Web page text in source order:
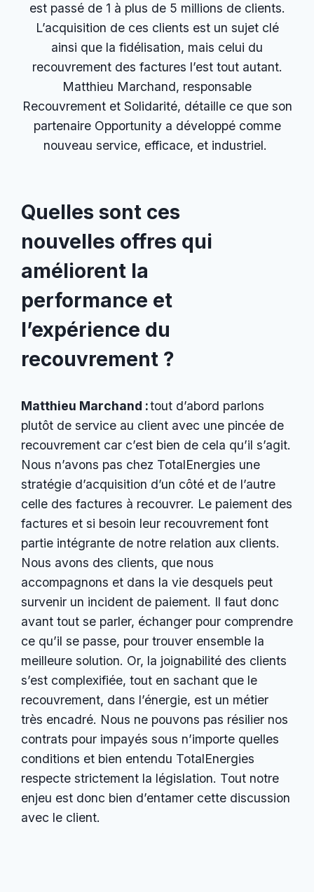
est passé de 1 à plus de 5 millions de clients.
L’acquisition de ces clients est un sujet clé
ainsi que la fidélisation, mais celui du
recouvrement des factures l’est tout autant.
Matthieu Marchand, responsable
Recouvrement et Solidarité, détaille ce que son
partenaire Opportunity a développé comme
nouveau service, efficace, et industriel.
Quelles sont ces
nouvelles offres qui
améliorent la
performance et
l’expérience du
recouvrement ?
Matthieu Marchand :tout d’abord parlons
plutôt de service au client avec une pincée de
recouvrement car c’est bien de cela qu’il s’agit.
Nous n’avons pas chez TotalEnergies une
stratégie d’acquisition d’un côté et de l’autre
celle des factures à recouvrer. Le paiement des
factures et si besoin leur recouvrement font
partie intégrante de notre relation aux clients.
Nous avons des clients, que nous
accompagnons et dans la vie desquels peut
survenir un incident de paiement. Il faut donc
avant tout se parler, échanger pour comprendre
ce qu’il se passe, pour trouver ensemble la
meilleure solution. Or, la joignabilité des clients
s’est complexifiée, tout en sachant que le
recouvrement, dans l’énergie, est un métier
très encadré. Nous ne pouvons pas résilier nos
contrats pour impayés sous n’importe quelles
conditions et bien entendu TotalEnergies
respecte strictement la législation. Tout notre
enjeu est donc bien d’entamer cette discussion
avec le client.